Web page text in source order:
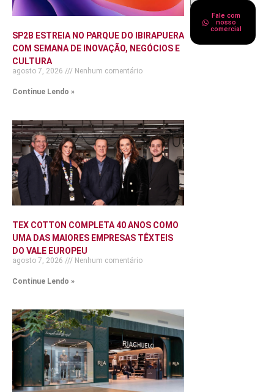
SP2B ESTREIA NO PARQUE DO IBIRAPUERA
COM SEMANA DE INOVAÇÃO, NEGÓCIOS E
CULTURA
agosto 7, 2026 Nenhum comentário
Continue Lendo »
TEX COTTON COMPLETA 40 ANOS COMO
UMA DAS MAIORES EMPRESAS TÊXTEIS
DO VALE EUROPEU
agosto 7, 2026 Nenhum comentário
Continue Lendo »
Fale com
nosso
comercial